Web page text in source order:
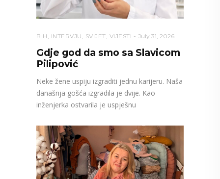
BIH , INTERVJU , SVIJET, VIJESTI July 31, 2026
Gdje god da smo sa Slavicom
Pilipović
Neke žene uspiju izgraditi jednu karijeru. Naša
današnja gošća izgradila je dvije. Kao
inženjerka ostvarila je uspješnu